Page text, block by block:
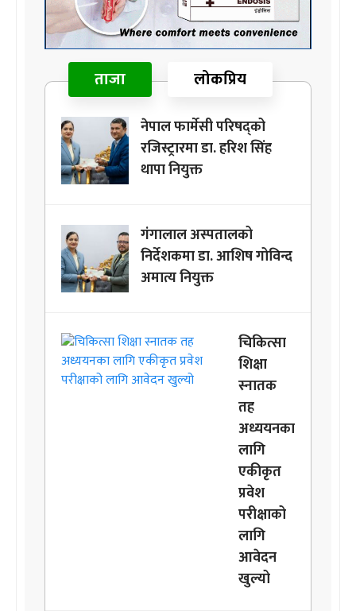
ताजा लोकप्रिय
नेपाल फार्मेसी परिषद्को
रजिस्ट्रारमा डा. हरिश सिंह
थापा नियुक्त
गंगालाल अस्पतालको
निर्देशकमा डा. आशिष गोविन्द
अमात्य नियुक्त
चिकित्सा
शिक्षा
स्नातक
तह
अध्ययनका
लागि
एकीकृत
प्रवेश
परीक्षाको
लागि
आवेदन
खुल्यो